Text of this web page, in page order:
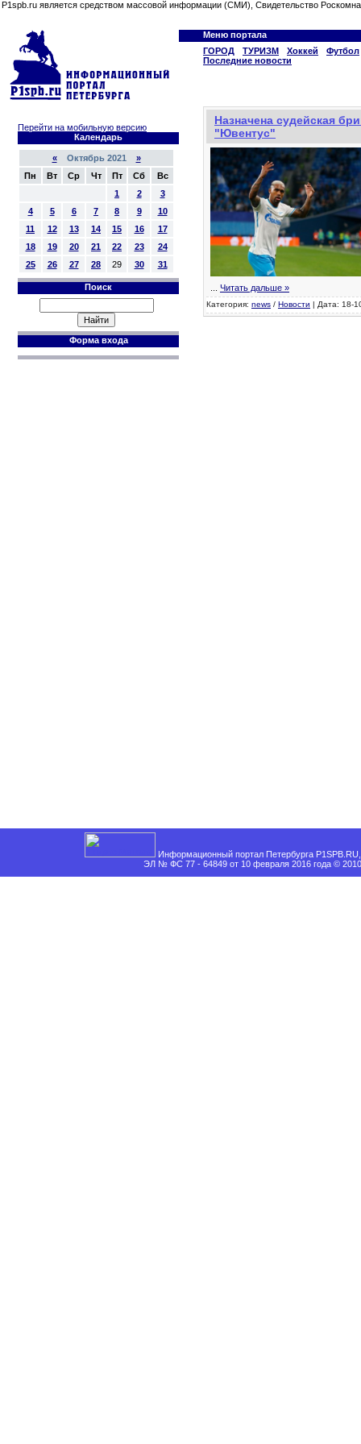
P1spb.ru является средством массовой информации (СМИ), Свидетельство
Меню портала
ГОРОД
ТУРИЗМ Хоккей
Футбол
Последние новости
Перейти на мобильную версию
Календарь
«Октябрь 2021 »
Пн
Вт Ср Чт Пт Сб
Вс
1
2
3
4
5 6 7 8 9
10
11
12 13 14 15 16
17
18
19 20 21 22 23
24
25
26 27 28 29 30 31
Поиск
Форма входа
Назначена судейская
"Ювентус"
Читать дальше »
Категория: news / Новости | Дата: 18-
Информационный портал Петербурга
ЭЛ № ФС 77 - 64849 от 10 февраля 2016 года ©